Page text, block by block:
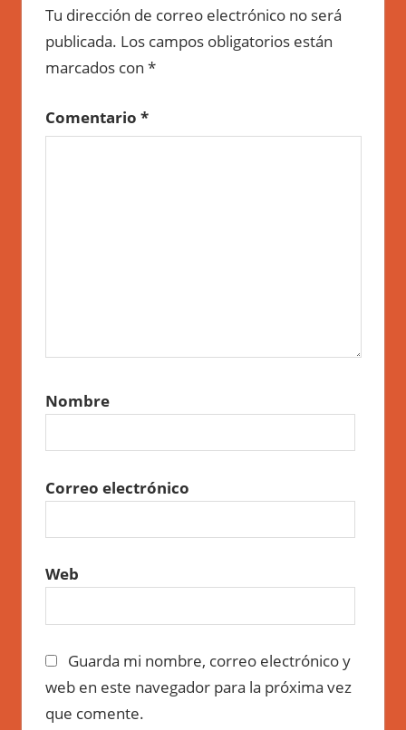
Tu dirección de correo electrónico no será
publicada. Los campos obligatorios están
marcados con *
Comentario *
Nombre
Correo electrónico
Web
Guarda mi nombre, correo electrónico y
web en este navegador para la próxima vez
que comente.